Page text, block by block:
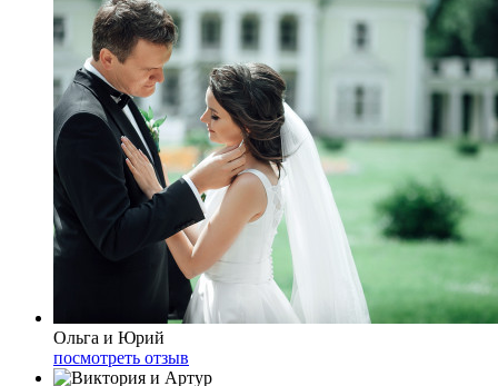
Ольга и Юрий
посмотреть отзыв